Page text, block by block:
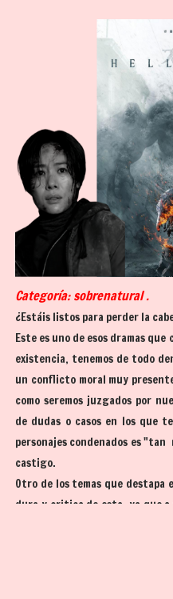
Categoría: sobrenatural .
¿Estáis listos para perder la
Este es uno de esos dramas
existencia, tenemos de todo
un conflicto moral muy
como seremos juzgados por
de dudas o casos en los que
personajes condenados es
castigo.
Otro de los temas que destapa
dura y critica de esta, ya que